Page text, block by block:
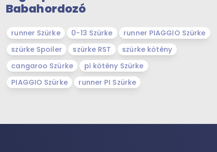
Babahordozó
runner Szürke 0-13 Szürke
runner PIAGGIO Szürke
szürke Spoiler
szürke RST
szürke kötény
cangaroo Szürke
pi kötény Szürke
PIAGGIO Szürke
runner PI Szürke